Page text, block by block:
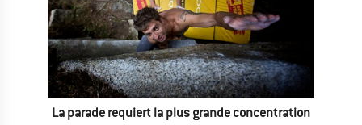
La parade requiert la plus grande concentration